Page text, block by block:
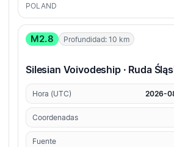
POLAND
M2.8 Profundidad: 10 km
Silesian Voivodeship · Ruda
Hora (UTC) 2026-
Coordenadas
Fuente